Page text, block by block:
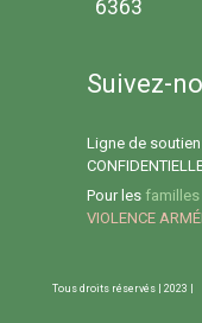
6363
Suivez-
Ligne de
Pour les
VIOLENCE
Tous droits réservés | 2023 |